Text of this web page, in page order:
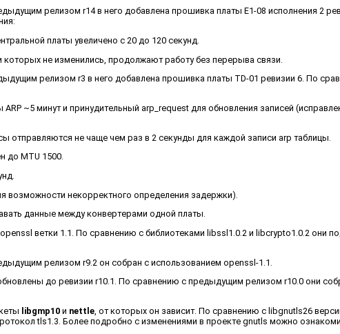
релизом r14 в него добавлена прошивка платы E1-08 исполнения 2
платы увеличено с 20 до 120 секунд.
не изменились, продолжают работу без перерыва связи.
релизом r3 в него добавлена прошивка платы TD-01 ревизии 6. По
~5 минут и принудительный arp_request для обновления записей
отправляются не чаще чем раз в 2 секунды для каждой записи arp таблицы.
до MTU 1500.
возможности некорректного определения задержки).
данные между конвертерами одной платы.
ветки 1.1. По сравнению с библиотеками libssl1.0.2 и libcrypto1.0.2 они
релизом r9.2 он собран с использованием openssl-1.1.
до ревизии r10.1. По сравнению с предыдущим релизом r10.0 они
libgmp10 и nettle, от которых он зависит. По сравнению с libgnutls26
tls1.3. Более подробно с изменениями в проекте gnutls можно